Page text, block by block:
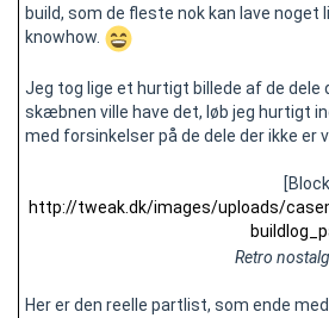
build, som de fleste nok kan lave
knowhow.
Jeg tog lige et hurtigt billede af de
skæbnen ville have det, løb jeg hurtigt
med forsinkelser på de dele der ikke er
http://tweak.dk/images/uploads/
Retro
Her er den reelle partlist, som ende